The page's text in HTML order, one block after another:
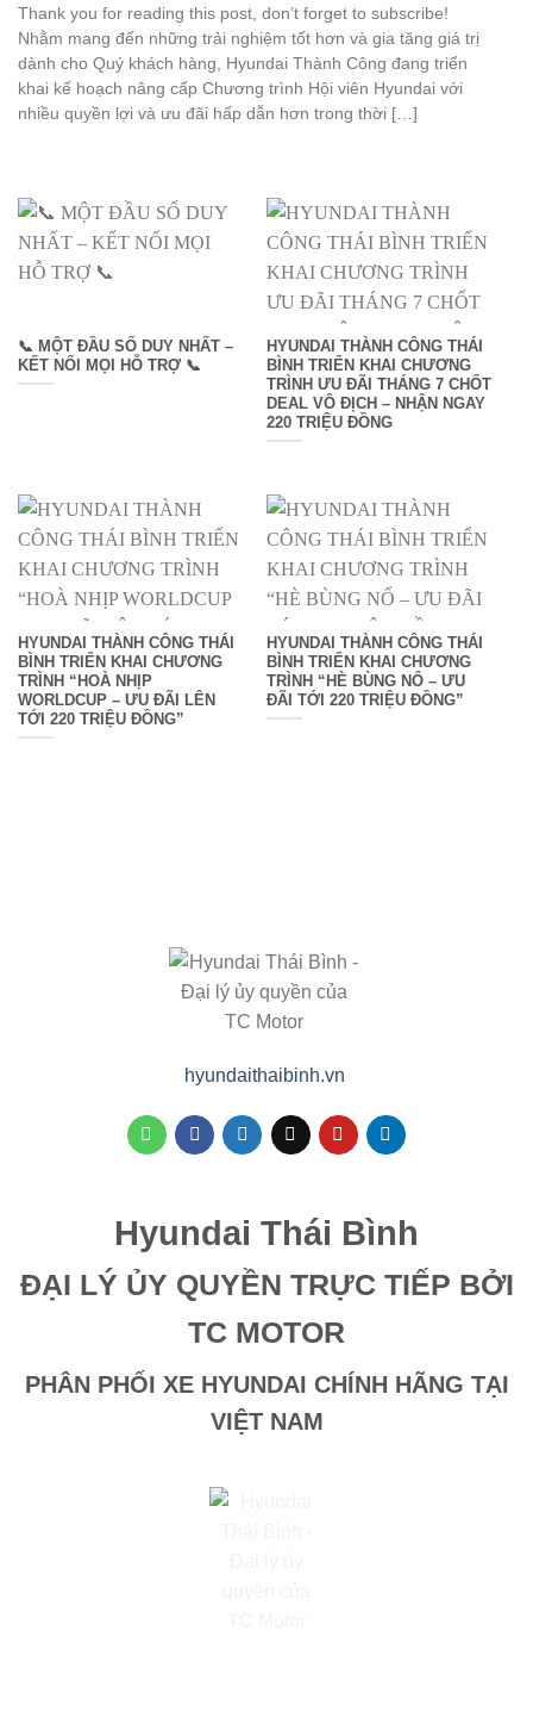
Thank you for reading this post, don’t forget to subscribe!
Nhằm mang đến những trải nghiệm tốt hơn và gia tăng giá trị
dành cho Quý khách hàng, Hyundai Thành Công đang triển
khai kế hoạch nâng cấp Chương trình Hội viên Hyundai với
nhiều quyền lợi và ưu đãi hấp dẫn hơn trong thời […]
📞 MỘT ĐẦU SỐ DUY NHẤT –
KẾT NỐI MỌI HỖ TRỢ 📞
HYUNDAI THÀNH CÔNG THÁI
BÌNH TRIỂN KHAI CHƯƠNG
TRÌNH ƯU ĐÃI THÁNG 7 CHỐT
DEAL VÔ ĐỊCH – NHẬN NGAY
220 TRIỆU ĐỒNG
HYUNDAI THÀNH CÔNG THÁI
BÌNH TRIỂN KHAI CHƯƠNG
TRÌNH “HOÀ NHỊP
WORLDCUP – ƯU ĐÃI LÊN
TỚI 220 TRIỆU ĐỒNG”
HYUNDAI THÀNH CÔNG THÁI
BÌNH TRIỂN KHAI CHƯƠNG
TRÌNH “HÈ BÙNG NỔ – ƯU
ĐÃI TỚI 220 TRIỆU ĐỒNG”
hyundaithaibinh.vn
Hyundai Thái Bình
ĐẠI LÝ ỦY QUYỀN TRỰC TIẾP BỞI
TC MOTOR
PHÂN PHỐI XE HYUNDAI CHÍNH HÃNG TẠI
VIỆT NAM